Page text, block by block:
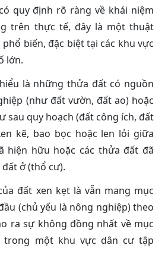
quy định rõ ràng về khái niệm
trên thực tế, đây là một thuật
biến, đặc biệt tại các khu vực
lớn.
là những thửa đất có nguồn
(như đất vườn, đất ao) hoặc
sau quy hoạch (đất công ích, đất
kẽ, bao bọc hoặc len lỏi giữa
hiện hữu hoặc các thửa đất đã
ở (thổ cư).
đất xen kẹt là vẫn mang mục
(chủ yếu là nông nghiệp) theo
ra sự không đồng nhất về mục
trong một khu vực dân cư tập